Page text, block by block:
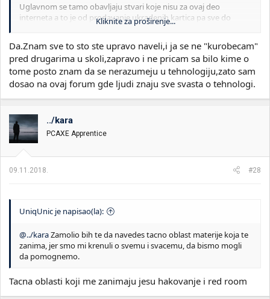
Uglavnom se tamo obavljaju stvari koje nisu za ovaj deo
interneta a to je od prodavanje ukradenih kartica pa sve do
decije pornografije koja se uglavnom tamo moze naci a ako vas
Kliknite za proširenje...
Da.Znam sve to sto ste upravo naveli,i ja se ne "kurobecam"
pred drugarima u skoli,zapravo i ne pricam sa bilo kime o
tome posto znam da se nerazumeju u tehnologiju,zato sam
dosao na ovaj forum gde ljudi znaju sve svasta o tehnologi.
../kara
PCAXE Apprentice
09.11.2018. #28
UniqUnic je napisao(la):
@../karaZamolio bih te da navedes tacno oblast materije koja te
zanima, jer smo mi krenuli o svemu i svacemu, da bismo mogli
da pomognemo.
Tacna oblasti koji me zanimaju jesu hakovanje i red room